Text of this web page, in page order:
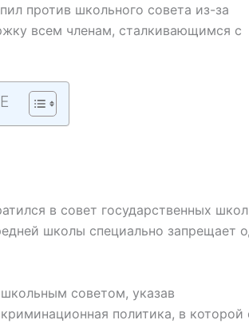
против школьного совета из-за
всем членам, сталкивающимся с
в совет государственных
школы специально запрещает
советом, указав
политика, в которой